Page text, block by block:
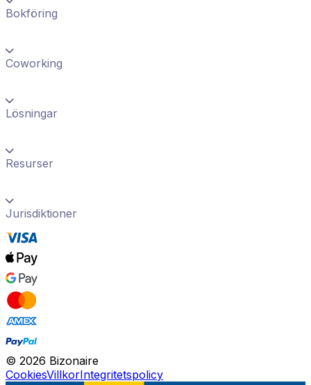
Bokföring
Coworking
Lösningar
Resurser
Jurisdiktioner
© 2026 Bizonaire
CookiesVillkorIntegritetspolicy